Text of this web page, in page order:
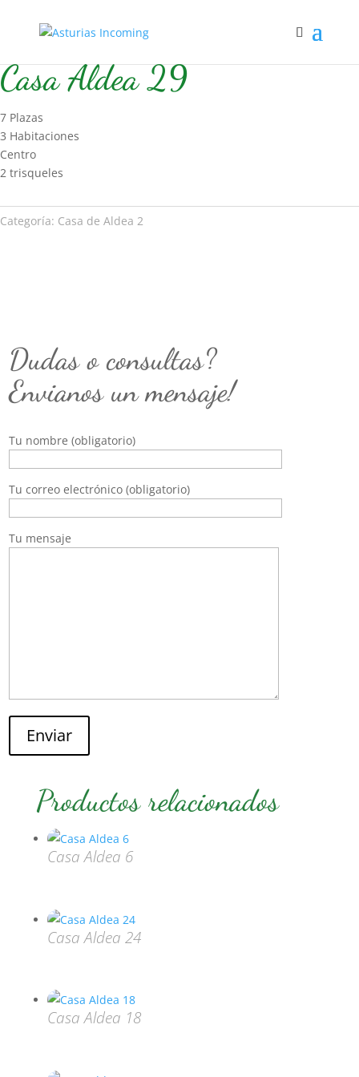
Casa Aldea 29
7 Plazas
3 Habitaciones
Centro
2 trisqueles
Categoría: Casa de Aldea 2
Dudas o consultas?
Envianos un mensaje!
Tu nombre (obligatorio)
Tu correo electrónico (obligatorio)
Tu mensaje
Enviar
Productos relacionados
Casa Aldea 6
Casa Aldea 24
Casa Aldea 18